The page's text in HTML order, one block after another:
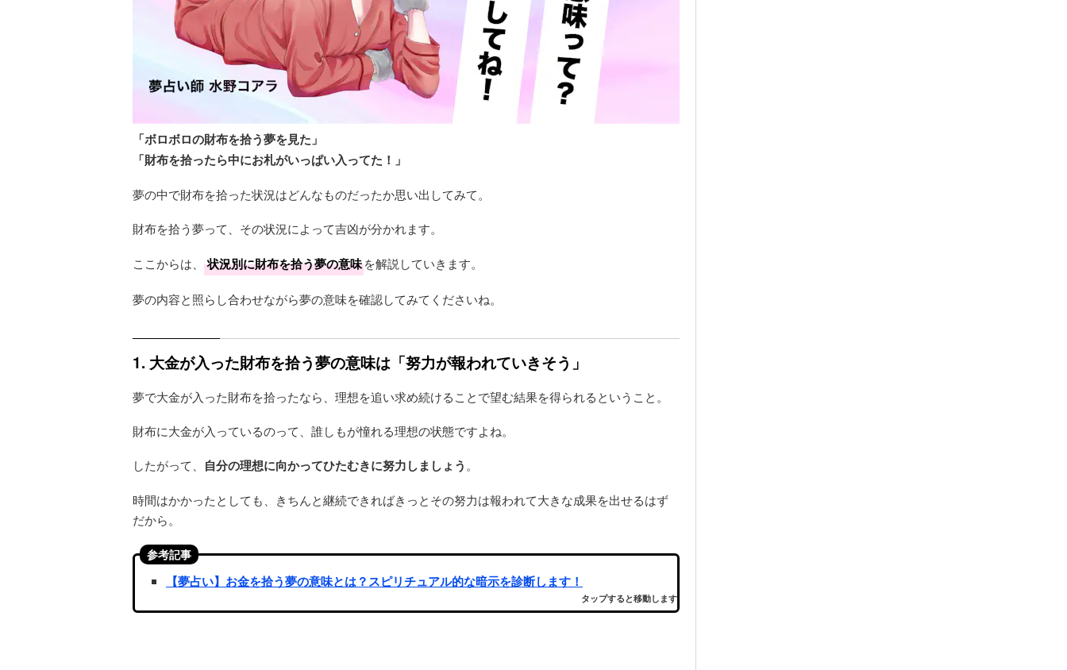
「ボロボロの財布を拾う夢を見た」
「財布を拾ったら中にお札がいっぱい入ってた！」
夢の中で財布を拾った状況はどんなものだったか思い出してみて。
財布を拾う夢って、その状況によって吉凶が分かれます。
ここからは、 状況別に財布を拾う夢の意味を解説していきます。
夢の内容と照らし合わせながら夢の意味を確認してみてくださいね。
1. 大金が入った財布を拾う夢の意味は「努力が報われていきそう」
夢で大金が入った財布を拾ったなら、理想を追い求め続けることで望む結果を得られるということ。
財布に大金が入っているのって、誰しもが憧れる理想の状態ですよね。
したがって、 自分の理想に向かってひたむきに努力しましょう 。
時間はかかったとしても、きちんと継続できればきっとその努力は報われて大きな成果を出せるはず
だから。
参考記事
【夢占い】お金を拾う夢の意味とは？スピリチュアル的な暗示を診断します！
タップすると移動します